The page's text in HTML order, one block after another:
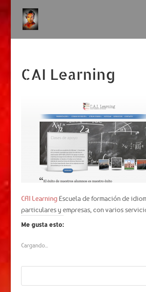
CAI Learning
CAI LearningEscuela de formación de
particulares y empresas, con varios
Me gusta esto:
Cargando...